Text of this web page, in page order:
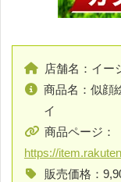
店舗名：イー
商品名：似
イ
商品ページ：
https://
販売価格：